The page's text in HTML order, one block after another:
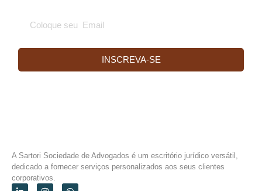
INSCREVA-SE
A Sartori Sociedade de Advogados é um escritório jurídico versátil,
dedicado a fornecer serviços personalizados aos seus clientes
corporativos.